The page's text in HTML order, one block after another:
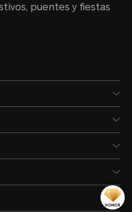
puentes y fiestas